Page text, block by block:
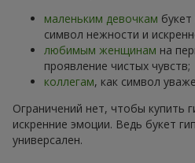
маленьким девочкам
символ нежности и
любимым женщинам на
проявление чистых чувств;
коллегам, как символ
Ограничений нет, чтобы купить
искренние эмоции. Ведь букет
универсален.